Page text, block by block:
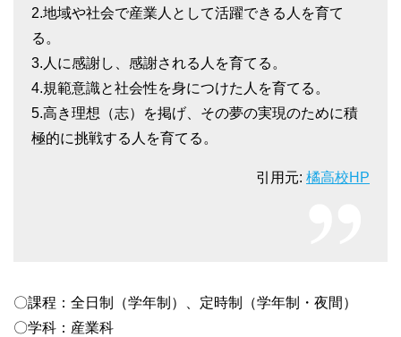
2.地域や社会で産業人として活躍できる人を育て
る。
3.人に感謝し、感謝される人を育てる。
4.規範意識と社会性を身につけた人を育てる。
5.高き理想（志）を掲げ、その夢の実現のために積
極的に挑戦する人を育てる。
引用元: 橘高校HP
〇課程：全日制（学年制）、定時制（学年制・夜間）
〇学科：産業科